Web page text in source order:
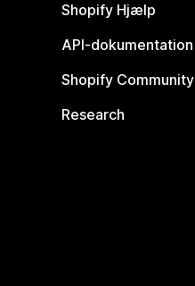
Shopify Hjælp
API-dokumentation
Shopify Community
Research